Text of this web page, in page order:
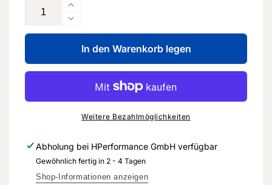
Erhöhe
die
Menge
für
Bremsrohr
vom
Hauptbremszylin-
der
zur
Hydraulikanlage-
614
739
B
Verringere
die
Menge
für
Bremsrohr
Hauptbremszylin-
der
3Q1
614
739
In den Warenkorb legen
Weitere Bezahlmöglichkeiten
Abholung bei HPerformance GmbH verfügbar
Gewöhnlich fertig in 2 - 4 Tagen
Shop-Informationen anzeigen